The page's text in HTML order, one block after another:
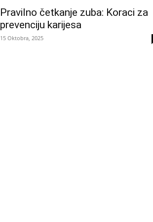
Pravilno četkanje zuba: Koraci za
prevenciju karijesa
15 Oktobra, 2025